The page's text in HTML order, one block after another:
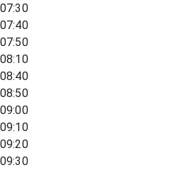
07:30
07:40
07:50
08:10
08:40
08:50
09:00
09:10
09:20
09:30